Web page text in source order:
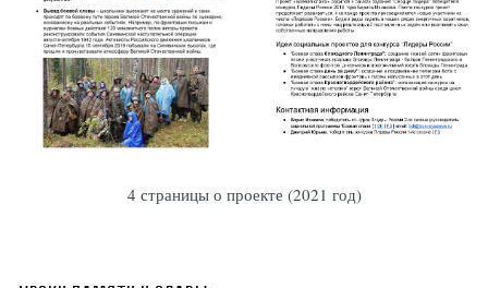
4 страницы о проекте (2021 год)